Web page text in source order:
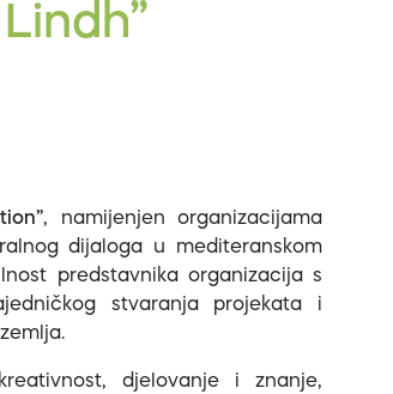
, namijenjen organizacijama
dijaloga u mediteranskom
predstavnika organizacija s
stvaranja projekata i
djelovanje i znanje,